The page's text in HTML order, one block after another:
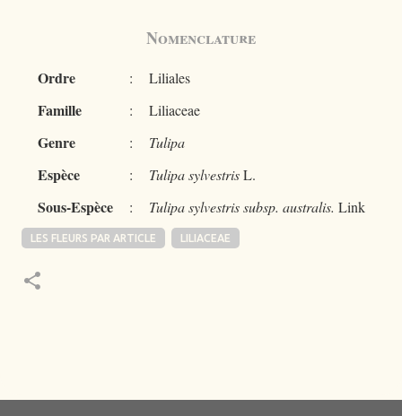
Nomenclature
Ordre : Liliales
Famille : Liliaceae
Genre : Tulipa
Espèce : Tulipa sylvestrisL.
Sous-Espèce : Tulipa sylvestris subsp. australis. Link
LES FLEURS PAR ARTICLE LILIACEAE